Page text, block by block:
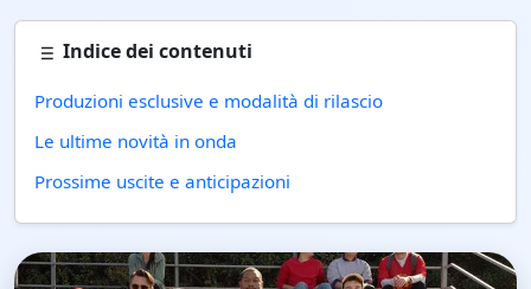
Indice dei contenuti
Produzioni esclusive e modalità di rilascio
Le ultime novità in onda
Prossime uscite e anticipazioni